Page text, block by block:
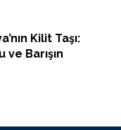
Kilit Taşı:
ve Barışın